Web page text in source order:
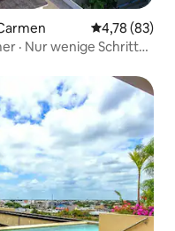
4,78 (83)
· Nur wenige Schritte